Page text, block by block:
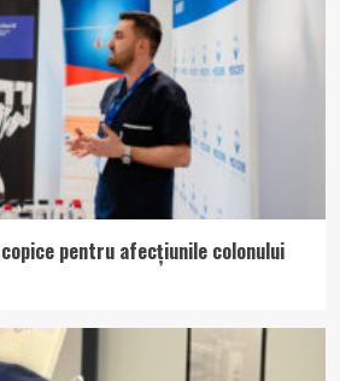
pentru afecțiunile colonului